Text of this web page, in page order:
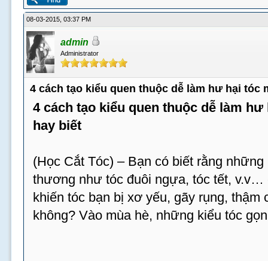
08-03-2015, 03:37 PM
admin
Administrator
4 cách tạo kiểu quen thuộc dễ làm hư hại tóc
4 cách tạo kiểu quen thuộc dễ làm
hay biết
(Học Cắt Tóc) – Bạn có biết rằng
thương như tóc đuôi ngựa, tóc tết, v.v…
khiến tóc bạn bị xơ yếu, gãy rụng, thậm
không? Vào mùa hè, những kiểu tóc